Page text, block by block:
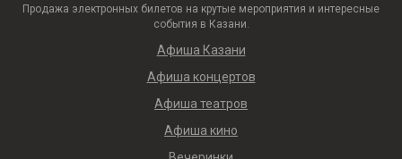
Продажа электронных билетов на крутые мероприятия и интересные
события в Казани.
Афиша Казани
Афиша концертов
Афиша театров
Афиша кино